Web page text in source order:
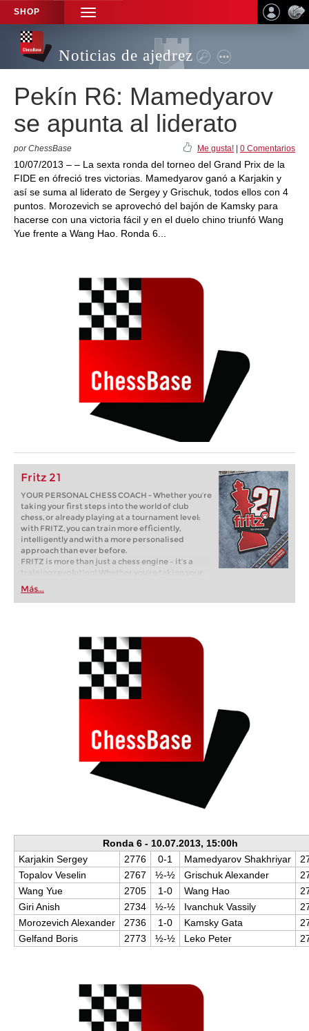
SHOP
TOGGLE
NAVIGATION
Noticias de ajedrez
Pekín R6: Mamedyarov
se apunta al liderato
por ChessBase Me gusta! 0 Comentarios
10/07/2013 – – La sexta ronda del torneo del Grand Prix de la
FIDE en ófreció tres victorias. Mamedyarov ganó a Karjakin y
así se suma al liderato de Sergey y Grischuk, todos ellos con 4
puntos. Morozevich se aprovechó del bajón de Kamsky para
hacerse con una victoria fácil y en el duelo chino triunfó Wang
Yue frente a Wang Hao. Ronda 6...
Fritz 21
YOUR PERSONAL CHESS COACH - Whether you’re
taking your first steps into the world of club
chess, or already playing at a tournament level:
with FRITZ, you can train more efficiently,
intelligently and with a more personalised
approach than ever before.
FRITZ is more than just a chess engine – it’s a
training revolution! Whether you’re taking your
first steps into the world of club chess, or already
playing at a tournament level: with FRITZ, you can
train more efficiently, intelligently and with a
Más...
Ronda 6 - 10.07.2013, 15:00h
Karjakin Sergey
2776 0-1 Mamedyarov Shakhriyar
Topalov Veselin
2767 ½-½ Grischuk Alexander
Wang Yue
2705 1-0 Wang Hao
Giri Anish
2734 ½-½ Ivanchuk Vassily
Morozevich Alexander
2736 1-0 Kamsky Gata
Gelfand Boris
2773 ½-½ Leko Peter